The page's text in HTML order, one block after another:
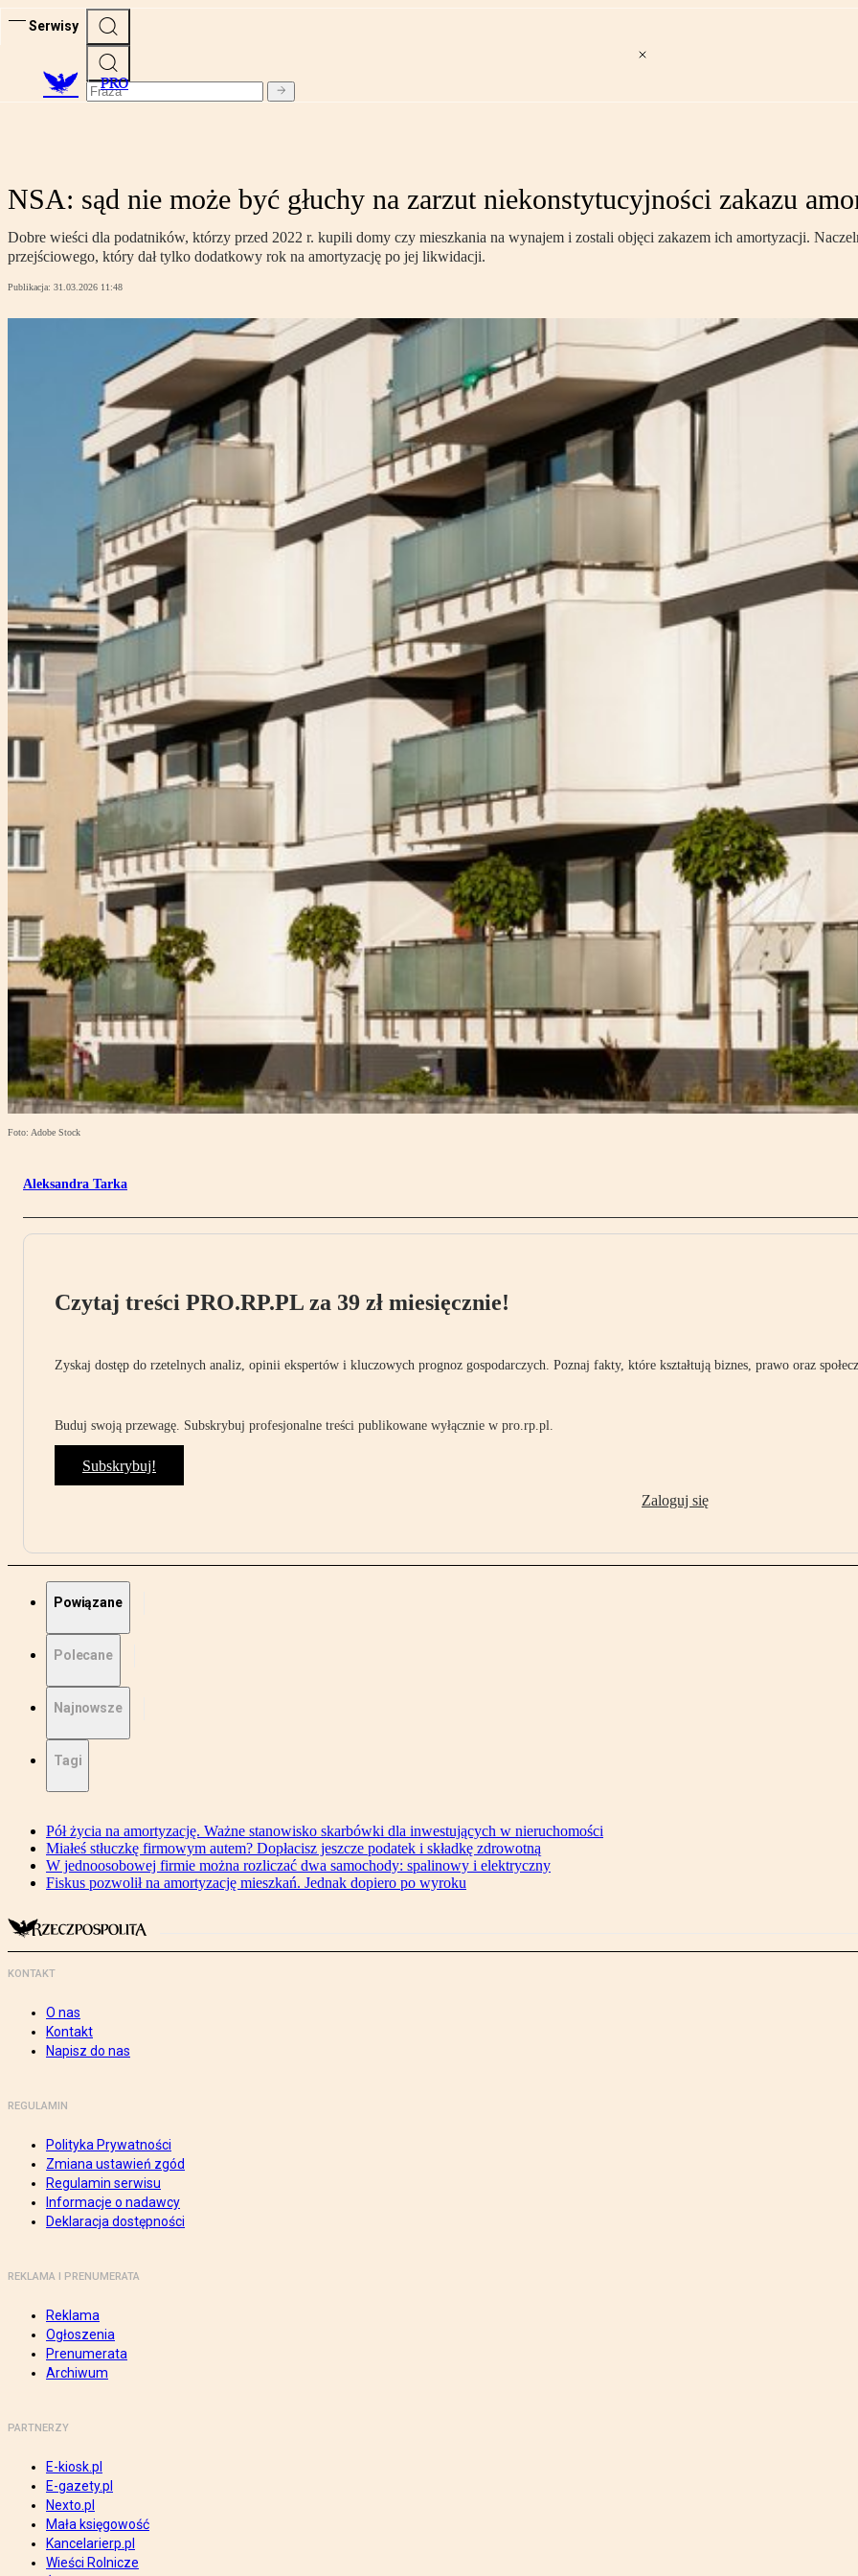
Serwisy
PRO
NSA: sąd nie może być głuchy na zarzut niekonstytucyjności zakazu
Dobre wieści dla podatników, którzy przed 2022 r. kupili domy czy mieszkania na wynajem i zostali objęci zakazem ich amortyzacji.
przejściowego, który dał tylko dodatkowy rok na amortyzację po jej likwidacji.
Publikacja: 31.03.2026 11:48
Foto: Adobe Stock
Aleksandra Tarka
Czytaj treści PRO.RP.PL za 39 zł miesięcznie!
Zyskaj dostęp do rzetelnych analiz, opinii ekspertów i kluczowych prognoz gospodarczych. Poznaj fakty, które kształtują biznes, prawo oraz
Buduj swoją przewagę. Subskrybuj profesjonalne treści publikowane wyłącznie w pro.rp.pl.
Subskrybuj!
Zaloguj się
Powiązane
Polecane
Najnowsze
Tagi
Pół życia na amortyzację. Ważne stanowisko skarbówki dla inwestujących w nieruchomości
Miałeś stłuczkę firmowym autem? Dopłacisz jeszcze podatek i składkę zdrowotną
W jednoosobowej firmie można rozliczać dwa samochody: spalinowy i elektryczny
Fiskus pozwolił na amortyzację mieszkań. Jednak dopiero po wyroku
KONTAKT
O nas
Kontakt
Napisz do nas
REGULAMIN
Polityka Prywatności
Zmiana ustawień zgód
Regulamin serwisu
Informacje o nadawcy
Deklaracja dostępności
REKLAMA I PRENUMERATA
Reklama
Ogłoszenia
Prenumerata
Archiwum
PARTNERZY
E-kiosk.pl
E-gazety.pl
Nexto.pl
Mała księgowość
Kancelarierp.pl
Wieści Rolnicze